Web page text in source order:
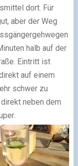
dort. Für
aber der Weg
halb auf der
Eintritt ist
auf einem
schwer zu
neben dem